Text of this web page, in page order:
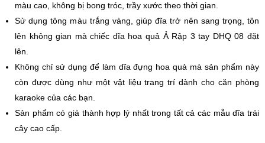
màu cao, không bị bong tróc, trầy xước theo thời gian.
Sử dụng tông màu trắng vàng, giúp đĩa trở nên sang trọng, tôn
lên không gian mà chiếc dĩa hoa quả Ả Rập 3 tay DHQ 08 đặt
lên.
Không chỉ sử dụng để làm dĩa đựng hoa quả mà sản phẩm này
còn được dùng như một vật liệu trang trí dành cho căn phòng
karaoke của các bạn.
Sản phẩm có giá thành hợp lý nhất trong tất cả các mẫu dĩa trái
cây cao cấp.